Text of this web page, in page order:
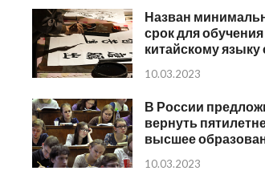
Назван
срок для обучения
китайскому языку
10.03.2023
В России
вернуть
высшее
10.03.2023